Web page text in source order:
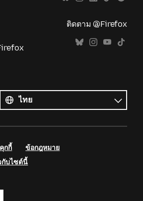
ติดตาม @Firefox
งหมด
ภาษา
คุกกี้
ข้อกฎหมาย
กับไซต์นี้